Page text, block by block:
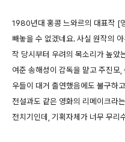
1980년대 홍콩 느와르의 대표작 [
빼놓을 수 없겠네요. 사실 원작의
작 당시부터 우려의 목소리가 높았
여준 송해성이 감독을 맡고 주진모
우들이 대거 출연했음에도 불구하
전설과도 같은 영화의 리메이크라
전치기인데, 기획자체가 너무 무리